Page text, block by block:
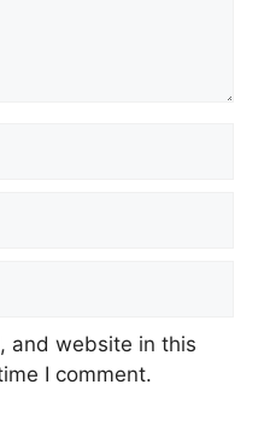
and website in this
I comment.